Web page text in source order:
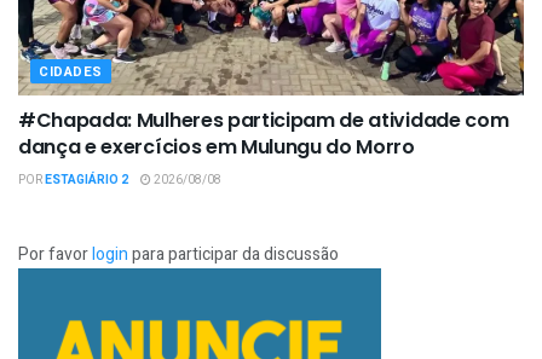
CIDADES
#Chapada: Mulheres participam de atividade com
dança e exercícios em Mulungu do Morro
PORESTAGIÁRIO 2 2026/08/08
Por favorloginpara participar da discussão